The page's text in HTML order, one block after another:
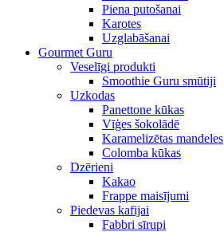
Piena putošanai
Karotes
Uzglabāšanai
Gourmet Guru
Veselīgi produkti
Smoothie Guru smūtiji
Uzkodas
Panettone kūkas
Vīģes šokolādē
Karamelizētas mandeles
Colomba kūkas
Dzērieni
Kakao
Frappe maisījumi
Piedevas kafijai
Fabbri sīrupi